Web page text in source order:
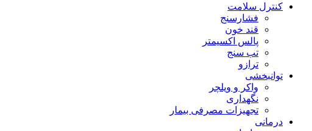
کنترل سلامت
فشارسنج
قند خون
پالس اکسیمتر
تب سنج
ترازو
توانبخشی
واکر و ویلچر
نگهداری
تجهیزات مصرفی بیمار
درمانی